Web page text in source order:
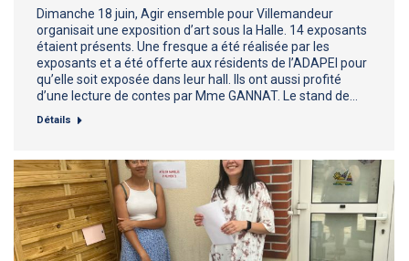
Dimanche 18 juin, Agir ensemble pour Villemandeur
organisait une exposition d’art sous la Halle. 14 exposants
étaient présents. Une fresque a été réalisée par les
exposants et a été offerte aux résidents de l’ADAPEI pour
qu’elle soit exposée dans leur hall. Ils ont aussi profité
d’une lecture de contes par Mme GANNAT. Le stand de…
Détails